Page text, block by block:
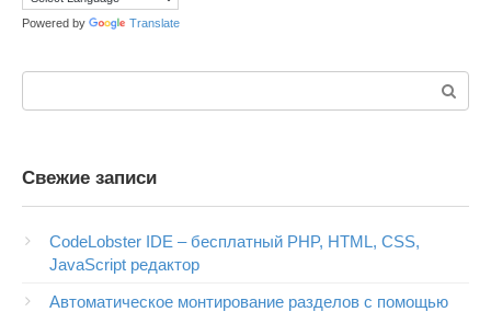
Powered by Translate
Свежие записи
CodeLobster IDE – бесплатный PHP, HTML, CSS,
JavaScript редактор
Автоматическое монтирование разделов с помощью